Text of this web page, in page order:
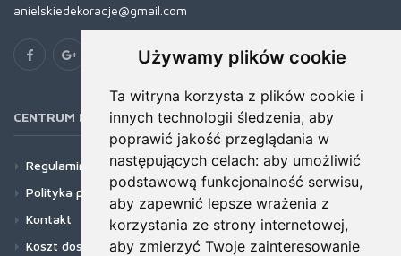
Używamy plików cookie
Ta witryna korzysta z plików cookie i
innych technologii śledzenia, aby
poprawić jakość przeglądania w
następujących celach: aby umożliwić
podstawową funkcjonalność serwisu,
aby zapewnić lepsze wrażenia z
korzystania ze strony internetowej,
aby zmierzyć Twoje zainteresowanie
anielskiedekoracje@gmail.com
CENTRUM POMOCY
Regulamin
Polityka prywatności
Kontakt
Koszt dostawy